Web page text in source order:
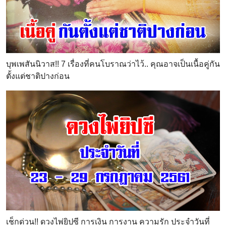
บุพเพสันนิวาส!! 7 เรื่องที่คนโบราณว่าไว้.. คุณอาจเป็นเนื้อคู่กัน
ตั้งแต่ชาติปางก่อน
เช็กด่วน!! ดวงไพ่ยิปซี การเงิน การงาน ความรัก ประจำวันที่